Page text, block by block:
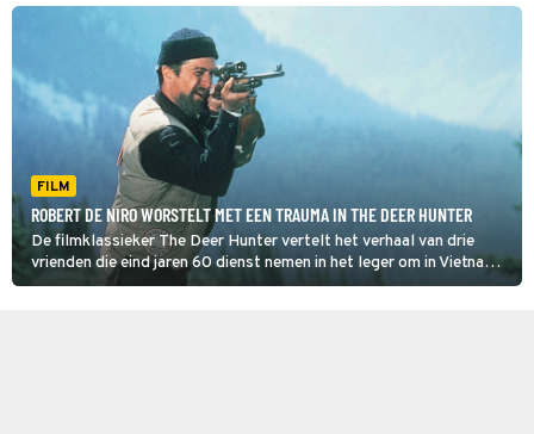
FILM
ROBERT DE NIRO WORSTELT MET EEN TRAUMA IN THE DEER HUNTER
De filmklassieker The Deer Hunter vertelt het verhaal van drie
vrienden die eind jaren 60 dienst nemen in het leger om in Vietnam
te vechten. Als de gevechten zijn afgelopen, kunnen ze de oorlog